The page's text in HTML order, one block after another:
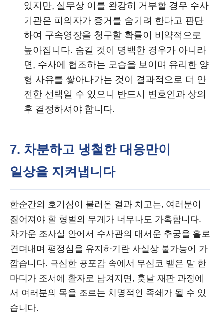
있지만, 실무상 이를 완강히 거부할 경우 수사
기관은 피의자가 증거를 숨기려 한다고 판단
하여 구속영장을 청구할 확률이 비약적으로
높아집니다. 숨길 것이 명백한 경우가 아니라
면, 수사에 협조하는 모습을 보이며 유리한 양
형 사유를 쌓아나가는 것이 결과적으로 더 안
전한 선택일 수 있으니 반드시 변호인과 상의
후 결정하셔야 합니다.
7. 차분하고 냉철한 대응만이
일상을 지켜냅니다
한순간의 호기심이 불러온 결과 치고는, 여러분이
짊어져야 할 형벌의 무게가 너무나도 가혹합니다.
차가운 조사실 안에서 수사관의 매서운 추궁을 홀로
견뎌내며 평정심을 유지하기란 사실상 불가능에 가
깝습니다. 극심한 공포감 속에서 무심코 뱉은 말 한
마디가 조서에 활자로 남겨지면, 훗날 재판 과정에
서 여러분의 목을 조르는 치명적인 족쇄가 될 수 있
습니다.